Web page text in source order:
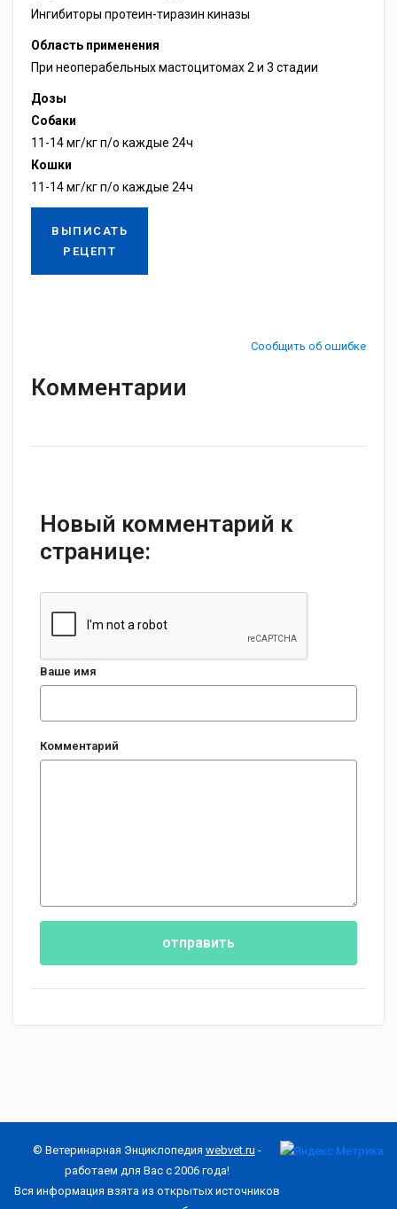
Ингибиторы протеин-тиразин киназы
Область применения
При неоперабельных мастоцитомах 2 и 3 стадии
Дозы
Собаки
11-14 мг/кг п/о каждые 24ч
Кошки
11-14 мг/кг п/о каждые 24ч
ВЫПИСАТЬ
РЕЦЕПТ
Сообщить об ошибке
Комментарии
Новый комментарий к
странице:
Ваше имя
Комментарий
отправить
© Ветеринарная Энциклопедия webvet.ru -
работаем для Вас с 2006 года!
Вся информация взята из открытых источников